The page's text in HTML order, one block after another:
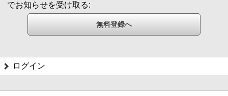
でお知らせを受け取る:
ログイン